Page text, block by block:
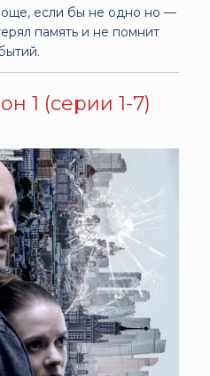
если бы не одно но —
память и не помнит
1 (серии 1-7)